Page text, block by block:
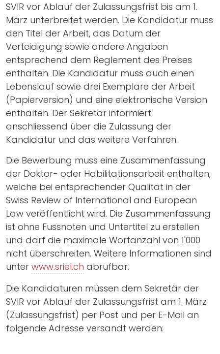
SVIR vor Ablauf der Zulassungsfrist bis am 1.
März unterbreitet werden. Die Kandidatur muss
den Titel der Arbeit, das Datum der
Verteidigung sowie andere Angaben
entsprechend dem Reglement des Preises
enthalten. Die Kandidatur muss auch einen
Lebenslauf sowie drei Exemplare der Arbeit
(Papierversion) und eine elektronische Version
enthalten. Der Sekretär informiert
anschliessend über die Zulassung der
Kandidatur und das weitere Verfahren.
Die Bewerbung muss eine Zusammenfassung
der Doktor- oder Habilitationsarbeit enthalten,
welche bei entsprechender Qualität in der
Swiss Review of International and European
Law veröffentlicht wird. Die Zusammenfassung
ist ohne Fussnoten und Untertitel zu erstellen
und darf die maximale Wortanzahl von 1'000
nicht überschreiten. Weitere Informationen sind
unter www.sriel.ch abrufbar.
Die Kandidaturen müssen dem Sekretär der
SVIR vor Ablauf der Zulassungsfrist am 1. März
(Zulassungsfrist) per Post und per E-Mail an
folgende Adresse versandt werden: